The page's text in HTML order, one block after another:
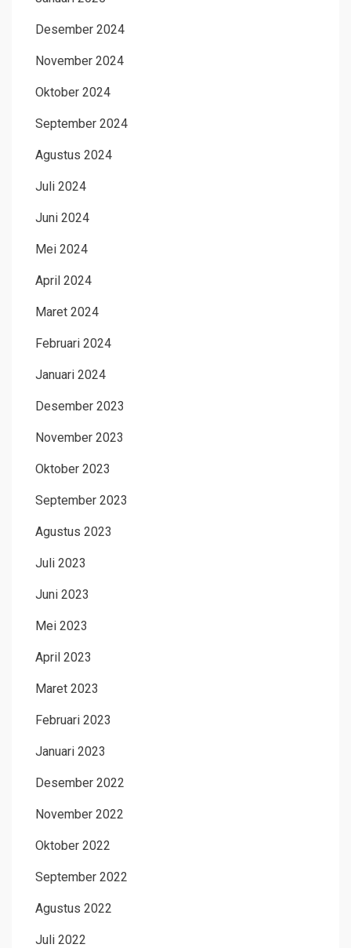
Desember 2024
November 2024
Oktober 2024
September 2024
Agustus 2024
Juli 2024
Juni 2024
Mei 2024
April 2024
Maret 2024
Februari 2024
Januari 2024
Desember 2023
November 2023
Oktober 2023
September 2023
Agustus 2023
Juli 2023
Juni 2023
Mei 2023
April 2023
Maret 2023
Februari 2023
Januari 2023
Desember 2022
November 2022
Oktober 2022
September 2022
Agustus 2022
Juli 2022